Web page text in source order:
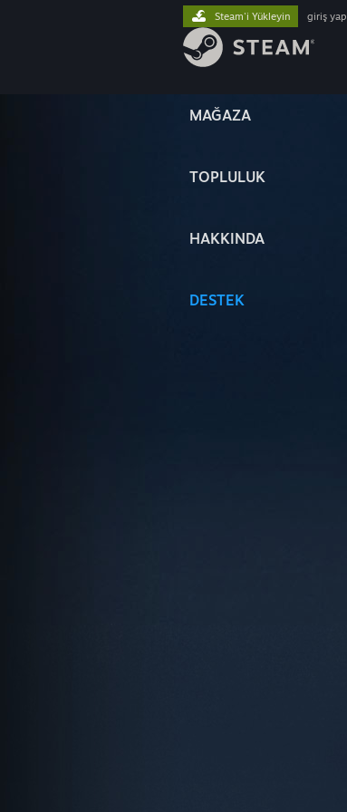
MAĞAZA
TOPLULUK
HAKKINDA
DESTEK
Steam'i Yükleyin giriş yap